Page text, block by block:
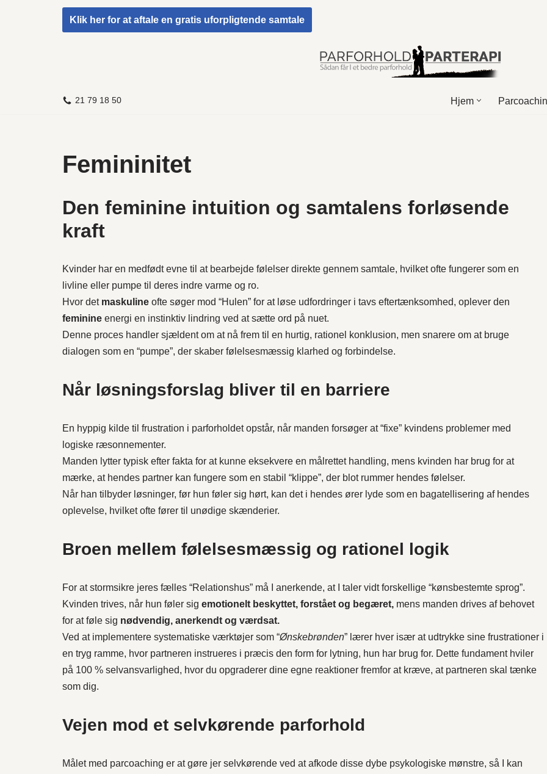
Klik her for at aftale en gratis uforpligtende samtale
21 79 18 50 Hjem
Femininitet
Den feminine intuition og samtalens forløsende
kraft
Kvinder har en medfødt evne til at bearbejde følelser direkte gennem samtale, hvilket ofte fungerer som en
livline eller pumpe til deres indre varme og ro.
Hvor det maskuline ofte søger mod “Hulen” for at løse udfordringer i tavs eftertænksomhed, oplever den
feminine energi en instinktiv lindring ved at sætte ord på nuet.
Denne proces handler sjældent om at nå frem til en hurtig, rationel konklusion, men snarere om at bruge
dialogen som en “pumpe”, der skaber følelsesmæssig klarhed og forbindelse.
Når løsningsforslag bliver til en barriere
En hyppig kilde til frustration i parforholdet opstår, når manden forsøger at “fixe” kvindens problemer med
logiske ræsonnementer.
Manden lytter typisk efter fakta for at kunne eksekvere en målrettet handling, mens kvinden har brug for at
mærke, at hendes partner kan fungere som en stabil “klippe”, der blot rummer hendes følelser.
Når han tilbyder løsninger, før hun føler sig hørt, kan det i hendes ører lyde som en bagatellisering af hendes
oplevelse, hvilket ofte fører til unødige skænderier.
Broen mellem følelsesmæssig og rationel logik
For at stormsikre jeres fælles “Relationshus” må I anerkende, at I taler vidt forskellige “kønsbestemte sprog”.
Kvinden trives, når hun føler sig emotionelt beskyttet, forstået og begæret, mens manden drives af behovet
for at føle sig nødvendig, anerkendt og værdsat.
Ved at implementere systematiske værktøjer som “Ønskebrønden” lærer hver især at udtrykke sine frustrationer i
en tryg ramme, hvor partneren instrueres i præcis den form for lytning, hun har brug for. Dette fundament hviler
på 100 % selvansvarlighed, hvor du opgraderer dine egne reaktioner fremfor at kræve, at partneren skal tænke
som dig.
Vejen mod et selvkørende parforhold
Målet med parcoaching er at gøre jer selvkørende ved at afkode disse dybe psykologiske mønstre, så I kan